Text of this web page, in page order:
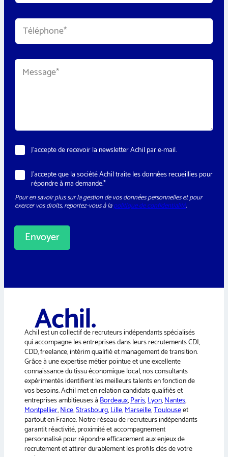
s
t
e
i
lT
l
p
hM
N
e
w
s
e
t
t
r
J’accepte de recevoir la newsletter Achil par e-mail.
R
G
D
*
J’accepte que la société Achil traite les données recueillies pour
répondre à ma demande.*
Pour en savoir plus sur la gestion de vos données personnelles et pour
exercer vos droits, reportez-vous à lapolitique de confidentialité.
Envoyer
e
Achil est un collectif de recruteurs indépendants spécialisés
qui accompagne les entreprises dans leurs recrutements CDI,
CDD, freelance, intérim qualifié et management de transition.
Grâce à une expertise métier pointue et une excellente
connaissance du tissu économique local, nos consultants
expérimentés identifient les meilleurs talents en fonction de
vos besoins. Achil met en relation candidats qualifiés et
entreprises ambitieuses àBordeaux,Paris,Lyon,Nantes,
Montpellier,Nice,Strasbourg,Lille,Marseille,Toulouseet
partout en France. Notre réseau de recruteurs indépendants
garantit réactivité, proximité et accompagnement
personnalisé pour répondre efficacement aux enjeux de
recrutement et attirer durablement les profils clés de votre